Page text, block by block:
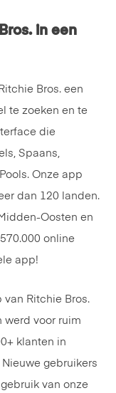
in een
Bros. een
te zoeken en te
die
Spaans,
Onze app
dan 120 landen.
Oosten en
online
app!
van Ritchie Bros.
werd voor ruim
klanten in
gebruikers
van onze